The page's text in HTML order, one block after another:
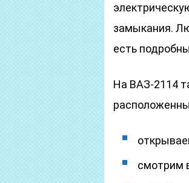
замыкания.
есть
На ВАЗ-2114
смотрим